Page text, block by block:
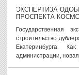
ЭКСПЕРТИЗА
ПРОСПЕКТА
Государственная
строительство
Екатеринбурга.
администрации,